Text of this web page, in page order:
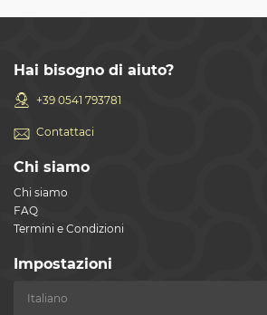
Hai bisogno di aiuto?
+39 0541 793781
Contattaci
Chi siamo
Chi siamo
FAQ
Termini e Condizioni
Impostazioni